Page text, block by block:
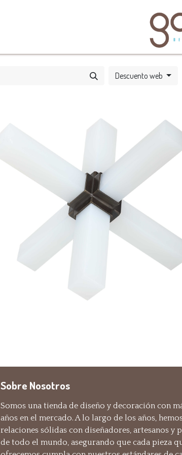
Descuento web
Sobre Nosotros
Somos una tienda de diseño y decoración con
años en el mercado. A lo largo de los años,
relaciones sólidas con diseñadores, artesanos y
de todo el mundo, asegurando que cada pieza